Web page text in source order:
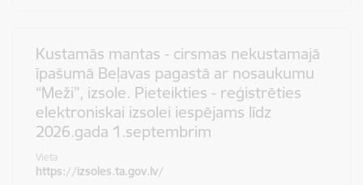
Kustamās mantas - cirsmas nekustamajā
īpašumā Beļavas pagastā ar nosaukumu
“Meži”, izsole. Pieteikties - reģistrēties
elektroniskai izsolei iespējams līdz
2026.gada 1.septembrim
Vieta
https://izsoles.ta.gov.lv/